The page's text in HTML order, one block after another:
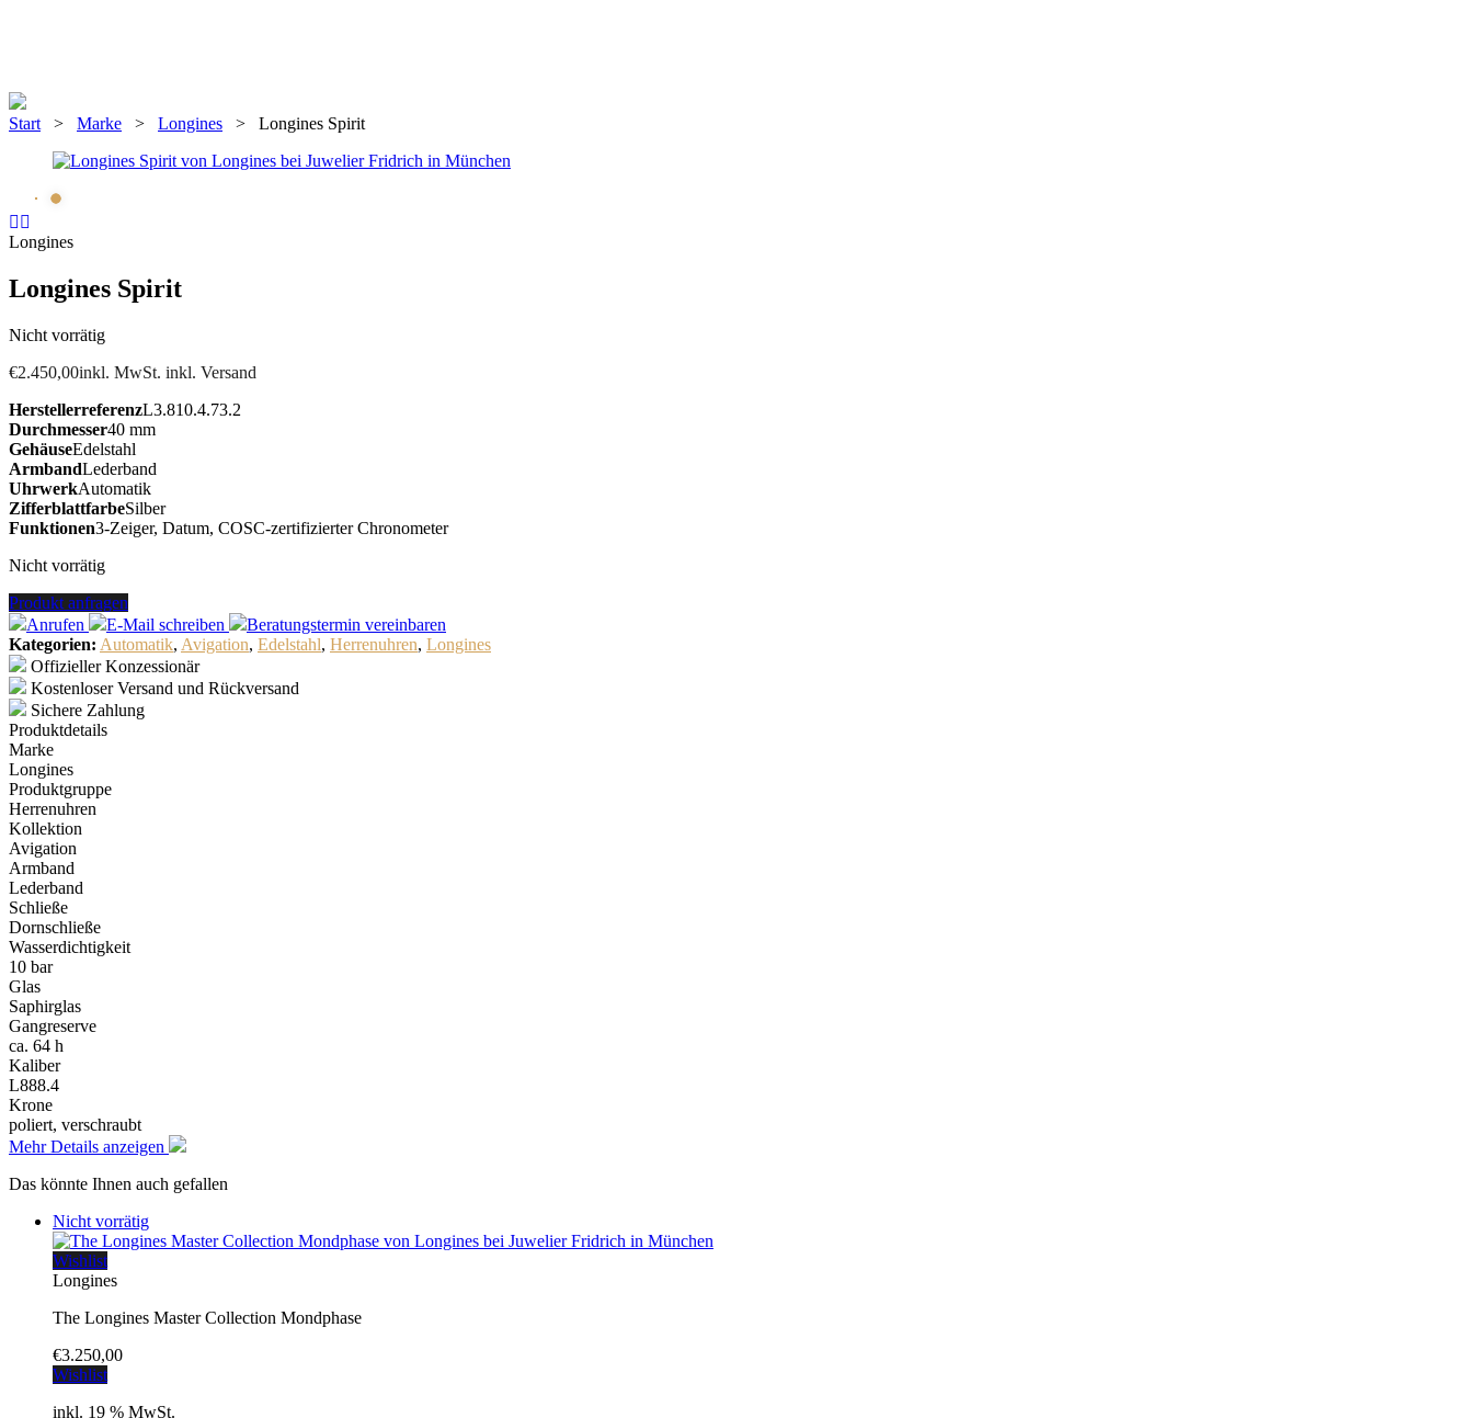
Start > Marke > Longines > Longines Spirit
Longines
Longines Spirit
Nicht vorrätig
€2.450,00inkl. MwSt. inkl. Versand
HerstellerreferenzL3.810.4.73.2
Durchmesser40 mm
GehäuseEdelstahl
ArmbandLederband
UhrwerkAutomatik
ZifferblattfarbeSilber
Funktionen3-Zeiger, Datum, COSC-zertifizierter Chronometer
Nicht vorrätig
Produkt anfragen
Anrufen
E-Mail schreiben Beratungstermin vereinbaren
Kategorien: Automatik, Avigation, Edelstahl, Herrenuhren, Longines
Offizieller Konzessionär
Kostenloser Versand und Rückversand
Sichere Zahlung
Produktdetails
Marke
Longines
Produktgruppe
Herrenuhren
Kollektion
Avigation
Armband
Lederband
Schließe
Dornschließe
Wasserdichtigkeit
10 bar
Glas
Saphirglas
Gangreserve
ca. 64 h
Kaliber
L888.4
Krone
poliert, verschraubt
Mehr Details anzeigen
Das könnte Ihnen auch gefallen
Nicht vorrätig
Wishlist
Longines
The Longines Master Collection Mondphase
€3.250,00
Wishlist
inkl. 19 % MwSt.